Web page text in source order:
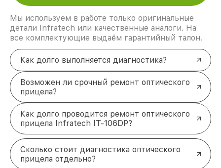
Мы используем в работе только оригинальные
детали Infratech или качественные аналоги. На
все комплектующие выдаём гарантийный талон.
Как долго выполняется диагностика?
Возможен ли срочный ремонт оптического
прицела?
Как долго проводится ремонт оптического
прицела Infratech IT-106DP?
Сколько стоит диагностика оптического
прицела отдельно?